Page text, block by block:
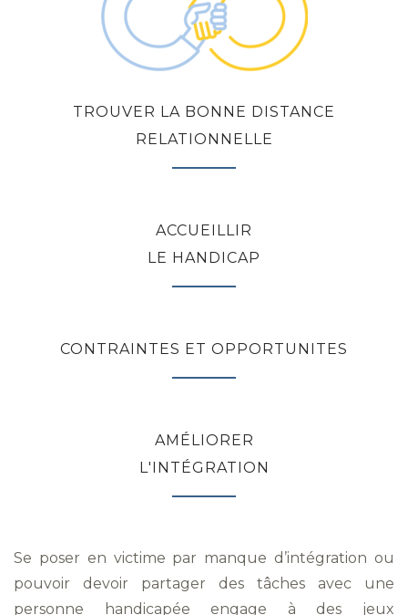
TROUVER LA BONNE DISTANCE
RELATIONNELLE
ACCUEILLIR
LE HANDICAP
CONTRAINTES ET OPPORTUNITES
AMÉLIORER
L'INTÉGRATION
Se poser en victime par manque d’intégration ou
pouvoir devoir partager des tâches avec une
personne handicapée engage à des jeux